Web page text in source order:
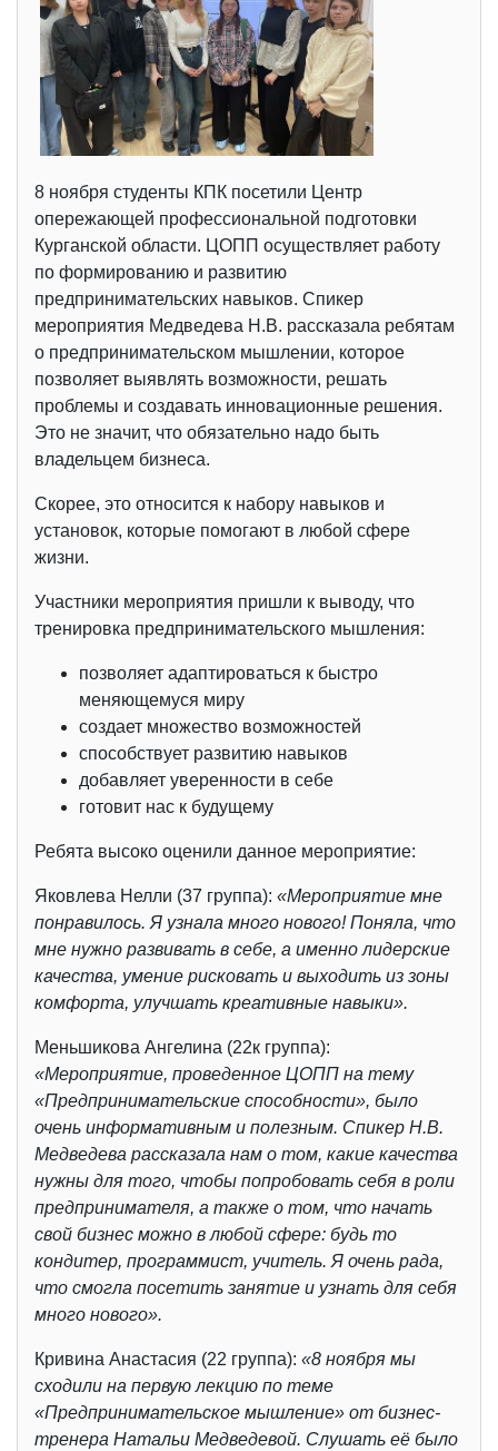
8 ноября студенты КПК посетили Центр
опережающей профессиональной подготовки
Курганской области. ЦОПП осуществляет работу
по формированию и развитию
предпринимательских навыков. Спикер
мероприятия Медведева Н.В. рассказала ребятам
о предпринимательском мышлении, которое
позволяет выявлять возможности, решать
проблемы и создавать инновационные решения.
Это не значит, что обязательно надо быть
владельцем бизнеса.
Скорее, это относится к набору навыков и
установок, которые помогают в любой сфере
жизни.
Участники мероприятия пришли к выводу, что
тренировка предпринимательского мышления:
позволяет адаптироваться к быстро
меняющемуся миру
создает множество возможностей
способствует развитию навыков
добавляет уверенности в себе
готовит нас к будущему
Ребята высоко оценили данное мероприятие:
Яковлева Нелли (37 группа): «Мероприятие мне
понравилось. Я узнала много нового! Поняла, что
мне нужно развивать в себе, а именно лидерские
качества, умение рисковать и выходить из зоны
комфорта, улучшать креативные навыки».
Меньшикова Ангелина (22к группа):
«Мероприятие, проведенное ЦОПП на тему
«Предпринимательские способности», было
очень информативным и полезным. Спикер Н.В.
Медведева рассказала нам о том, какие качества
нужны для того, чтобы попробовать себя в роли
предпринимателя, а также о том, что начать
свой бизнес можно в любой сфере: будь то
кондитер, программист, учитель. Я очень рада,
что смогла посетить занятие и узнать для себя
много нового».
Кривина Анастасия (22 группа): «8 ноября мы
сходили на первую лекцию по теме
«Предпринимательское мышление» от бизнес-
тренера Натальи Медведевой. Слушать её было